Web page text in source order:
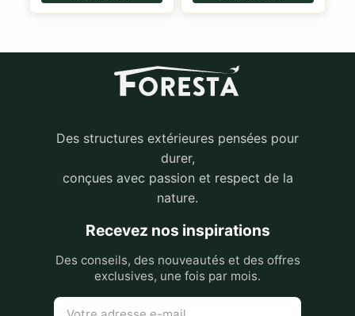
Des structures extérieures pensées pour
durer,
conçues avec passion et respect de la
nature.
Recevez nos inspirations
Des conseils, des nouveautés et des offres
exclusives, une fois par mois.